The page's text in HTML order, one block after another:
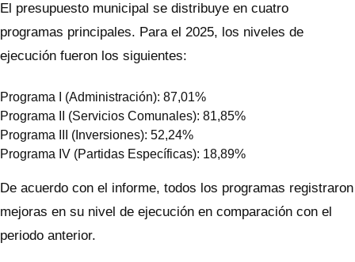
El presupuesto municipal se distribuye en cuatro
programas principales. Para el 2025, los niveles de
ejecución fueron los siguientes:
Programa I (Administración): 87,01%
Programa II (Servicios Comunales): 81,85%
Programa III (Inversiones): 52,24%
Programa IV (Partidas Específicas): 18,89%
De acuerdo con el informe, todos los programas registraron
mejoras en su nivel de ejecución en comparación con el
periodo anterior.